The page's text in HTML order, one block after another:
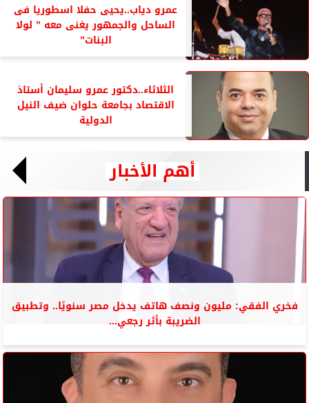
عمرو دياب..يحيى حفلا اسطوريا فى
الساحل والجمهور يغنى معه ” لولا
البنات”
الثلاثاء..دكتور عمرو سليمان أستاذ
الاقتصاد بجامعة حلوان ضيف النيل
الدولية
أهم الأخبار
فخري الفقي: مليون ونصف هاتف يدخل مصر سنويًا.. وتطبيق
الضريبة بأثر رجعي...